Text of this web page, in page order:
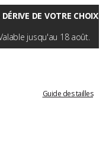
DE VOTRE CHOIX
jusqu'au 18 août.
Guide des tailles